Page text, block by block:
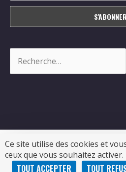
Ce site utilise des cookies et
ceux que vous souhaitez activer.
TOUT ACCEPTER TOUT
Copyright © 2026Sablonceaux